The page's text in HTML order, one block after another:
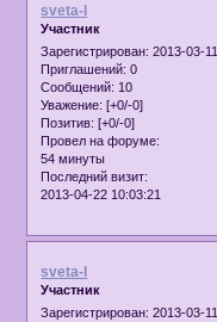
sveta-l
Участник
Зарегистрирован: 2013-03-11
Приглашений: 0
Сообщений: 10
Уважение: [+0/-0]
Позитив: [+0/-0]
Провел на форуме:
54 минуты
Последний визит:
2013-04-22 10:03:21
sveta-l
Участник
Зарегистрирован: 2013-03-11